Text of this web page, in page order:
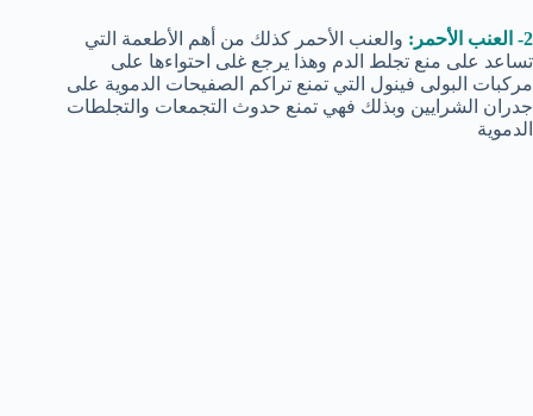
2- العنب الأحمر:
والعنب الأحمر كذلك من أهم الأطعمة التي
تساعد على منع تجلط الدم وهذا يرجع غلى احتواءها على
مركبات البولى فينول التي تمنع تراكم الصفيحات الدموية على
جدران الشرايين وبذلك فهي تمنع حدوث التجمعات والتجلطات
الدموية